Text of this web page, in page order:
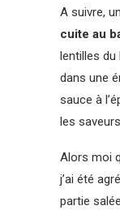
A suivre,
cuite au
lentilles
dans une
sauce à
les
Alors moi
j’ai été
partie